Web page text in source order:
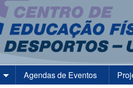
Agendas de Eventos